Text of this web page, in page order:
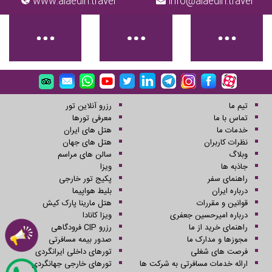
تیم ما
تماس با ما
خدمات ما
نظرات کاربران
وبلاگ
جاذبه ها
راهنمای سفر
درباره ایران
قوانین و مقررات
درباره امیرحسین جعفری
راهنمای خرید از ما
مجوزها و مدارک ما
فرصت های شغلی
ارائه خدمات مسافرتی به شرکت ها
رزرو آنلاین تور
معرفی تورها
هتل های ایران
هتل های جهان
سالن های مراسم
ویزا
پکیج تور خارجی
بلیط هواپیما
هتل مارینا پارک کیش
ویزا کانادا
رزرو CIP فرودگاهی
صدور بیمه مسافرتی
تورهای داخلی ایرانگردی
تورهای خارجی جهانگردی